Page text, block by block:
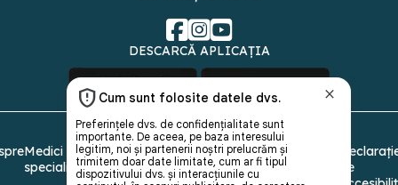
DESCARCĂ APLICAȚIA
Medici și
specialiști
Politica de
confidențialitate
Politica
Cookies
Gestionați
preferințele
de